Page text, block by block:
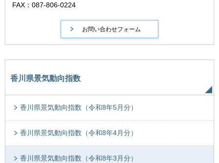
FAX：087-806-0224
香川県景気動向指数
香川県景気動向指数（令和8年5月分）
香川県景気動向指数（令和8年4月分）
香川県景気動向指数（令和8年3月分）